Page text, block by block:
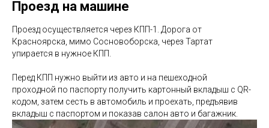
Проезд на машине
Проезд осуществляется через КПП-1. Дорога от
Красноярска, мимо Сосновоборска, через Тартат
упирается в нужное КПП.
Перед КПП нужно выйти из авто и на пешеходной
проходной по паспорту получить картонный вкладыш с QR-
кодом, затем сесть в автомобиль и проехать, предъявив
вкладыш с паспортом и показав салон авто и багажник.